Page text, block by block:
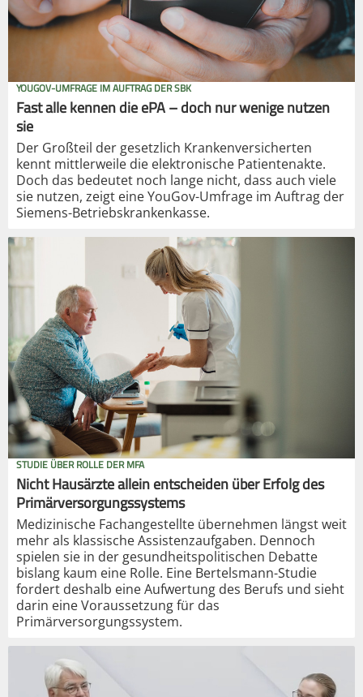
YOUGOV-UMFRAGE IM AUFTRAG DER SBK
Fast alle kennen die ePA – doch nur wenige nutzen
sie
Der Großteil der gesetzlich Krankenversicherten
kennt mittlerweile die elektronische Patientenakte.
Doch das bedeutet noch lange nicht, dass auch viele
sie nutzen, zeigt eine YouGov-Umfrage im Auftrag der
Siemens-Betriebskrankenkasse.
STUDIE ÜBER ROLLE DER MFA
Nicht Hausärzte allein entscheiden über Erfolg des
Primärversorgungssystems
Medizinische Fachangestellte übernehmen längst weit
mehr als klassische Assistenzaufgaben. Dennoch
spielen sie in der gesundheitspolitischen Debatte
bislang kaum eine Rolle. Eine Bertelsmann-Studie
fordert deshalb eine Aufwertung des Berufs und sieht
darin eine Voraussetzung für das
Primärversorgungssystem.